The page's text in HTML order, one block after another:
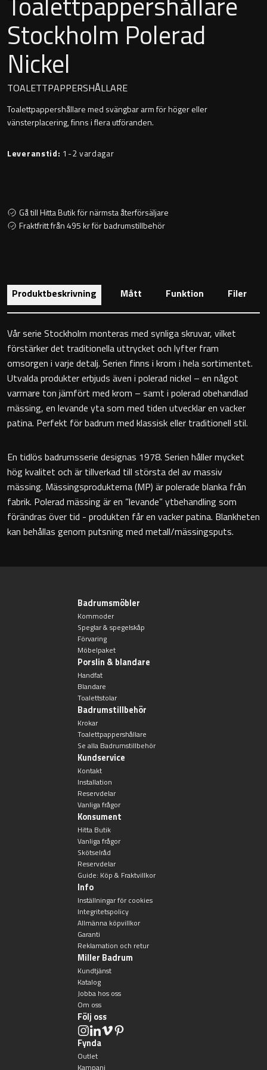
Heltäckande handfat
Fristående handfat
Underlimmat handfat
Handfat med piedestal
Bottenventiler
Golvstående toalettstol
Vägghängd toalettstol
Toalettpappershållare
Krokar
Handduksringar
Handduksstänger
Sminkspeglar
Speglar utan belysning
Toalettborstset
Handtag & knoppar
Övriga badrumstillbehör
Montana
Orlando
Signature
Stockholm Polerad
Nickel
TOALETTPAPPERSHÅLLARE
Toalettpappershållare med svängbar arm för höger eller
vänsterplacering, finns i flera utföranden.
Leveranstid: 1-2 vardagar
Gå till Hitta Butik för närmsta återförsäljare
Fraktfritt från 495 kr för badrumstillbehör
Produktbeskrivning Mått Funktion Filer
Vår serie Stockholm monteras med synliga skruvar, vilket
förstärker det traditionella uttrycket och lyfter fram
omsorgen i varje detalj. Serien finns i krom i hela sortimentet.
Utvalda produkter erbjuds även i polerad nickel – en något
varmare ton jämfört med krom – samt i polerad obehandlad
mässing, en levande yta som med tiden utvecklar en vacker
patina. Perfekt för badrum med klassisk eller traditionell stil.
En tidlös badrumsserie designas 1978. Serien håller mycket
hög kvalitet och är tillverkad till största del av massiv
mässing. Mässingsprodukterna (MP) är polerade blanka från
fabrik. Polerad mässing är en ”levande” ytbehandling som
förändras över tid - produkten får en vacker patina. Blankheten
kan behållas genom putsning med metall/mässingsputs.
Badrumsmöbler
Kommoder
Speglar & spegelskåp
Förvaring
Möbelpaket
Porslin & blandare
Handfat
Blandare
Toalettstolar
Badrumstillbehör
Krokar
Toalettpappershållare
Se alla Badrumstillbehör
Kundservice
Kontakt
Installation
Reservdelar
Vanliga frågor
Konsument
Hitta Butik
Vanliga frågor
Skötselråd
Reservdelar
Guide: Köp & Fraktvillkor
Info
Inställningar för cookies
Integritetspolicy
Allmänna köpvillkor
Garanti
Reklamation och retur
Miller Badrum
Kundtjänst
Katalog
Jobba hos oss
Om oss
Följ oss
Fynda
Outlet
Kampanj